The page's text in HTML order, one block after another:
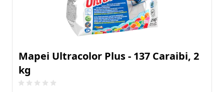
Mapei Ultracolor Plus - 137 Caraibi, 2
kg